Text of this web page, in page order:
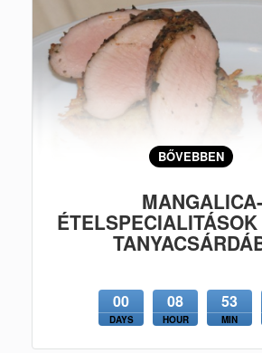
BŐVEBBEN
MANGALICA-
00
DAYS
08
HOUR
53
MIN